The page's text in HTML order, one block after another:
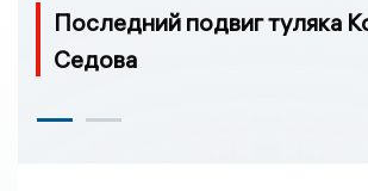
Последний подвиг туляка
Седова